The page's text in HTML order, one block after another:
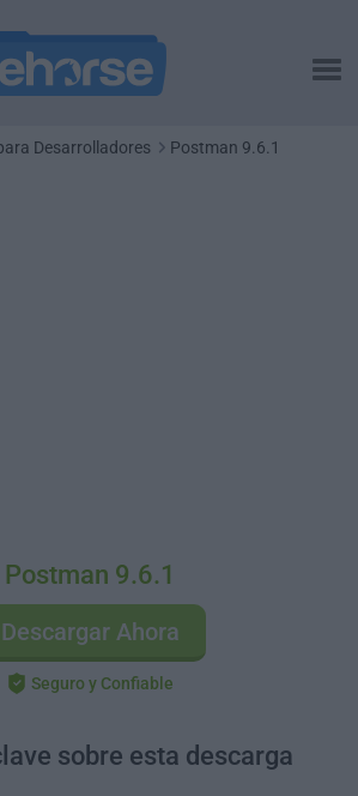
Desarrolladores
Postman 9.6.1
Postman 9.6.1
Descargar Ahora
Seguro y Confiable
sobre esta descarga